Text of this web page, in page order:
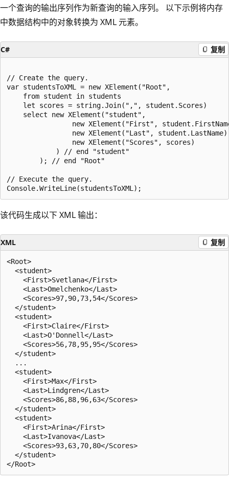
一个查询的输出序列作为新查询的输入序列。 以下示例将内存
中数据结构中的对象转换为 XML 元素。
C# 复制
// Create the query.
var studentsToXML = new XElement("Root",
    from student in students
    let scores = string.Join(",", student.Scores)
    select new XElement("student",
new XElement("First",
new XElement("Last",
                new XElement("Scores", scores)
            ) // end "student"
        ); // end "Root"
// Execute the query.
该代码生成以下 XML 输出：
XML 复制
<Root>
  <student>
    <First>Svetlana</First>
    <Last>Omelchenko</Last>
    <Scores>97,90,73,54</Scores>
  </student>
  <student>
    <First>Claire</First>
    <Last>O'Donnell</Last>
    <Scores>56,78,95,95</Scores>
  </student>
  ...
  <student>
    <First>Max</First>
    <Last>Lindgren</Last>
    <Scores>86,88,96,63</Scores>
  </student>
  <student>
    <First>Arina</First>
    <Last>Ivanova</Last>
    <Scores>93,63,70,80</Scores>
  </student>